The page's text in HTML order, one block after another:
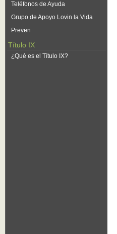
Teléfonos de Ayuda
Grupo de Apoyo Lovin la Vida
Preven
Título IX
¿Qué es el Título IX?